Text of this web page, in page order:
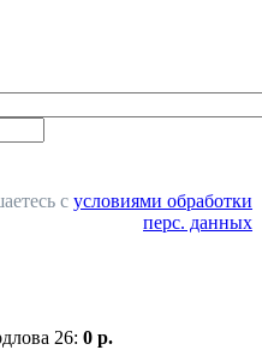
с условиями обработки
перс. данных
26: 0 р.